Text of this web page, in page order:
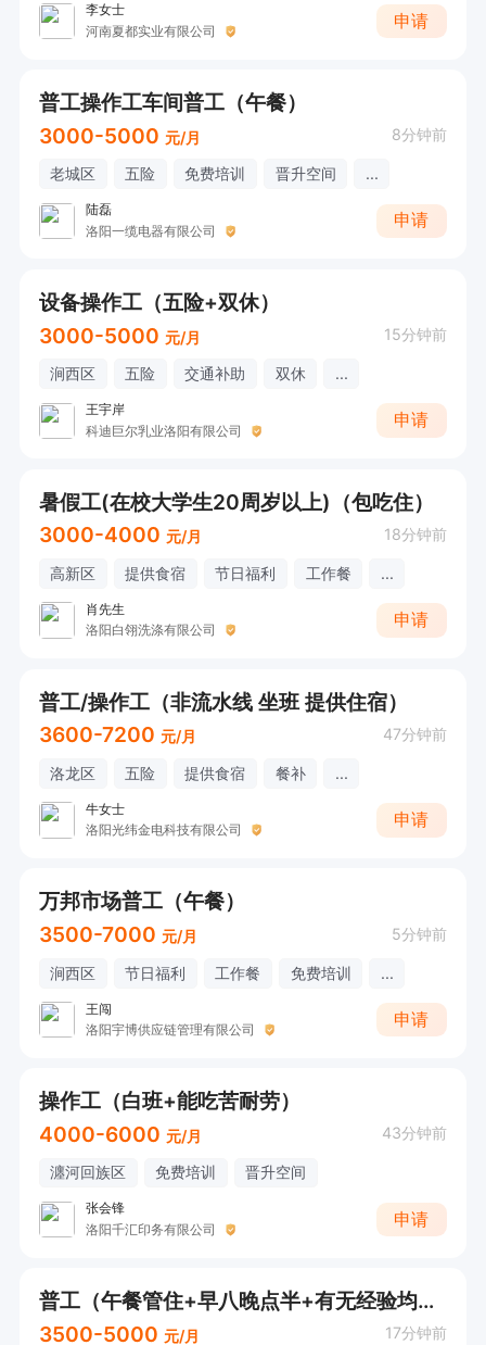
李女士
河南夏都实业有限公司
申请
普工操作工车间普工（午餐）
3000-5000 元/月 8分钟前
老城区 五险 免费培训 晋升空间 ...
陆磊
洛阳一缆电器有限公司
申请
设备操作工（五险+双休）
3000-5000 元/月 15分钟前
涧西区 五险 交通补助 双休 ...
王宇岸
科迪巨尔乳业洛阳有限公司
申请
暑假工(在校大学生20周岁以上)（包吃住）
3000-4000 元/月 18分钟前
高新区 提供食宿 节日福利 工作餐 ...
肖先生
洛阳白翎洗涤有限公司
申请
普工/操作工（非流水线 坐班 提供住宿）
3600-7200 元/月 47分钟前
洛龙区 五险 提供食宿 餐补 ...
牛女士
洛阳光纬金电科技有限公司
申请
万邦市场普工（午餐）
3500-7000 元/月 5分钟前
涧西区 节日福利 工作餐 免费培训 ...
王闯
洛阳宇博供应链管理有限公司
申请
操作工（白班+能吃苦耐劳）
4000-6000 元/月 43分钟前
瀍河回族区 免费培训 晋升空间
张会锋
洛阳千汇印务有限公司
申请
普工（午餐管住+早八晚点半+有无经验均可）
3500-5000 元/月 17分钟前